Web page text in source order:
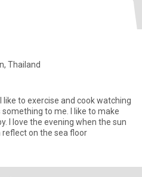
Thailand
like to exercise and cook watching
to me. I like to make
I love the evening when the sun
on the sea floor